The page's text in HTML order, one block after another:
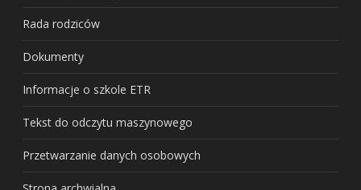
Rada rodziców
Dokumenty
Informacje o szkole ETR
Tekst do odczytu maszynowego
Przetwarzanie danych osobowych